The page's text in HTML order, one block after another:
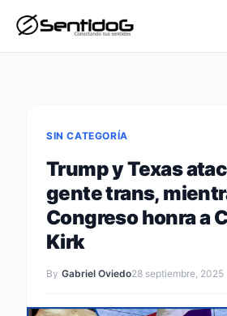
SIN CATEGORÍA
Trump y Texas
gente trans,
Congreso honra a
Kirk
By Gabriel Oviedo28 septiembre, 2025